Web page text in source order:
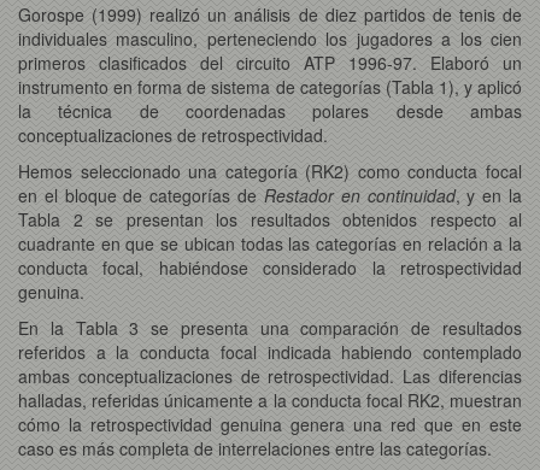
Gorospe (1999) realizó un análisis de diez partidos de tenis de
individuales masculino, perteneciendo los jugadores a los cien
primeros clasificados del circuito ATP 1996-97. Elaboró un
instrumento en forma de sistema de categorías (Tabla 1), y aplicó
la técnica de coordenadas polares desde ambas
conceptualizaciones de retrospectividad.
Hemos seleccionado una categoría (RK2) como conducta focal
en el bloque de categorías de Restador en continuidad, y en la
Tabla 2 se presentan los resultados obtenidos respecto al
cuadrante en que se ubican todas las categorías en relación a la
conducta focal, habiéndose considerado la retrospectividad
genuina.
En la Tabla 3 se presenta una comparación de resultados
referidos a la conducta focal indicada habiendo contemplado
ambas conceptualizaciones de retrospectividad. Las diferencias
halladas, referidas únicamente a la conducta focal RK2, muestran
cómo la retrospectividad genuina genera una red que en este
caso es más completa de interrelaciones entre las categorías.